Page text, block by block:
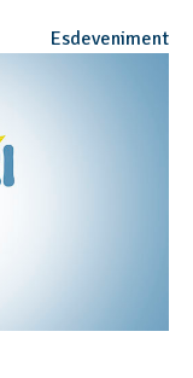
Esdeveniment